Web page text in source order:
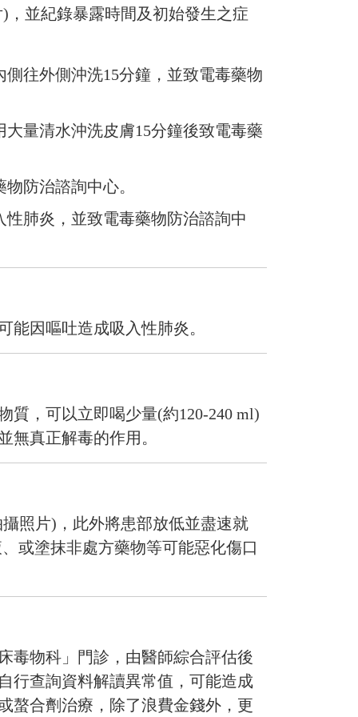
並紀錄暴露時間及初始發生之症
往外側沖洗15分鐘，並致電毒藥物
量清水沖洗皮膚15分鐘後致電毒藥
防治諮詢中心。
肺炎，並致電毒藥物防治諮詢中
能因嘔吐造成吸入性肺炎。
質，可以立即喝少量(約120-240 ml)
無真正解毒的作用。
照片) ， 此外將患部放低並盡速就
或塗抹非處方藥物等可能惡化傷口
毒物科 」
門診，由醫師綜合評估後
行查詢資料解讀異常值，可能造成
螯合劑治療，除了浪費金錢外，更